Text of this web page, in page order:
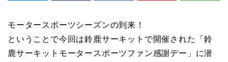
モータースポーツシーズンの到来！
ということで今回は鈴鹿サーキットで開催された「鈴
鹿サーキットモータースポーツファン感謝デー」に潜